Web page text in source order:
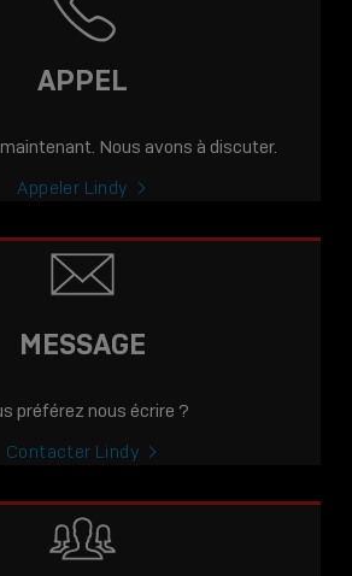
APPEL
Nous avons à discuter.
Appeler Lindy
MESSAGE
préférez nous écrire ?
Contacter Lindy